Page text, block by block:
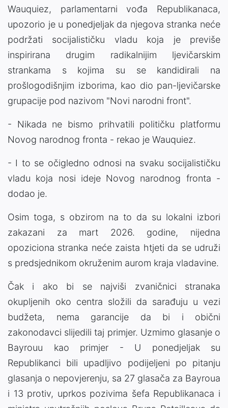
Wauquiez, parlamentarni vođa Republikanaca,
upozorio je u ponedjeljak da njegova stranka neće
podržati socijalističku vladu koja je previše
inspirirana drugim radikalnijim ljevičarskim
strankama s kojima su se kandidirali na
prošlogodišnjim izborima, kao dio pan-ljevičarske
grupacije pod nazivom "Novi narodni front".
- Nikada ne bismo prihvatili političku platformu
Novog narodnog fronta - rekao je Wauquiez.
- I to se očigledno odnosi na svaku socijalističku
vladu koja nosi ideje Novog narodnog fronta -
dodao je.
Osim toga, s obzirom na to da su lokalni izbori
zakazani za mart 2026. godine, nijedna
opoziciona stranka neće zaista htjeti da se udruži
s predsjednikom okruženim aurom kraja vladavine.
Čak i ako bi se najviši zvaničnici stranaka
okupljenih oko centra složili da sarađuju u vezi
budžeta, nema garancije da bi i obični
zakonodavci slijedili taj primjer. Uzmimo glasanje o
Bayrouu kao primjer - U ponedjeljak su
Republikanci bili upadljivo podijeljeni po pitanju
glasanja o nepovjerenju, sa 27 glasača za Bayroua
i 13 protiv, uprkos pozivima šefa Republikanaca i